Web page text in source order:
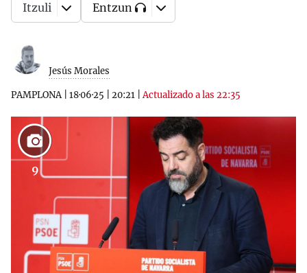
Jesús Morales
PAMPLONA| 18·06·25 20:21 |Actualizado a las 22:35
Itzuli Entzun
9